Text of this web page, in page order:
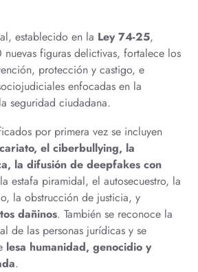
establecido en la Ley 74-25,
figuras delictivas, fortalece los
protección y castigo, e
enfocadas en la
seguridad ciudadana.
por primera vez se incluyen
el ciberbullying, la
la difusión de deepfakes con
estafa piramidal, el autosecuestro, la
la obstrucción de justicia, y
dañinos. También se reconoce la
de las personas jurídicas y se
lesa humanidad, genocidio y
.